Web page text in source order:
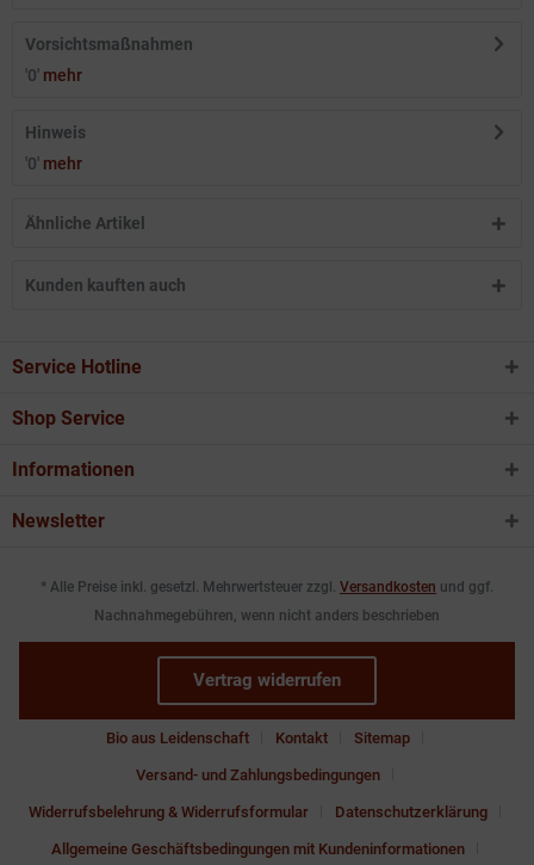
Vorsichtsmaßnahmen
'0' mehr
Hinweis
'0' mehr
Ähnliche Artikel
Kunden kauften auch
Service Hotline
Shop Service
Informationen
Newsletter
* Alle Preise inkl. gesetzl. Mehrwertsteuer zzgl. Versandkosten und ggf.
Nachnahmegebühren, wenn nicht anders beschrieben
Vertrag widerrufen
Bio aus Leidenschaft Kontakt Sitemap
Versand- und Zahlungsbedingungen
Widerrufsbelehrung & Widerrufsformular Datenschutzerklärung
Allgemeine Geschäftsbedingungen mit Kundeninformationen